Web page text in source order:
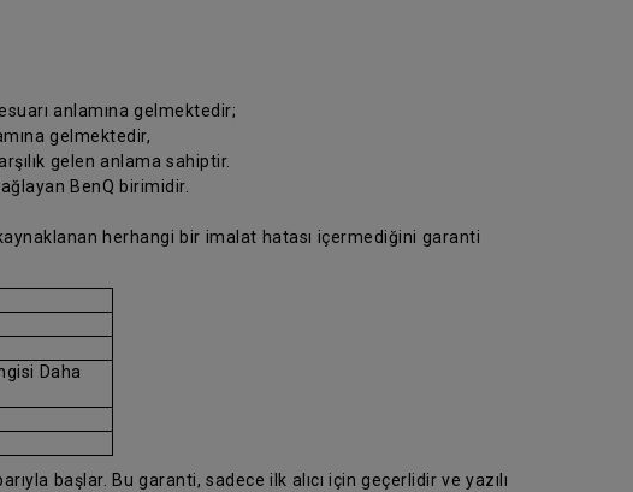
anlamına gelmektedir;
gelmektedir,
gelen anlama sahiptir.
BenQ birimidir.
herhangi bir imalat hatası içermediğini garanti
Daha
başlar. Bu garanti, sadece ilk alıcı için geçerlidir ve yazılı